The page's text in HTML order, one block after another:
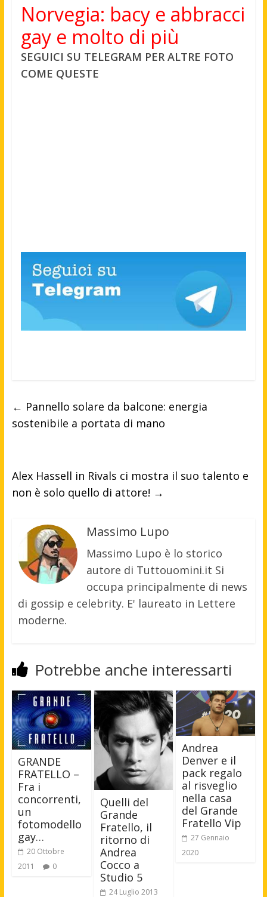
Norvegia: bacy e abbracci
gay e molto di più
SEGUICI SU TELEGRAM PER ALTRE FOTO
COME QUESTE
← Pannello solare da balcone: energia
sostenibile a portata di mano
Alex Hassell in Rivals ci mostra il suo talento e
non è solo quello di attore! →
Massimo Lupo
Massimo Lupo è lo storico
autore di Tuttouomini.it Si
occupa principalmente di news
di gossip e celebrity. E' laureato in Lettere
moderne.
Potrebbe anche interessarti
GRANDE
FRATELLO –
Fra i
concorrenti,
un
fotomodello
gay…
20 Ottobre
2011
0
Quelli del
Grande
Fratello, il
ritorno di
Andrea
Cocco a
Studio 5
24 Luglio 2013
Andrea
Denver e il
pack regalo
al risveglio
nella casa
del Grande
Fratello Vip
27 Gennaio
2020